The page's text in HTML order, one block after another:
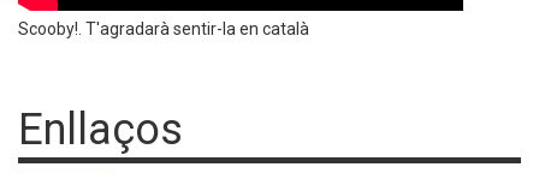
Scooby!. T'agradarà sentir-la en català
Enllaços